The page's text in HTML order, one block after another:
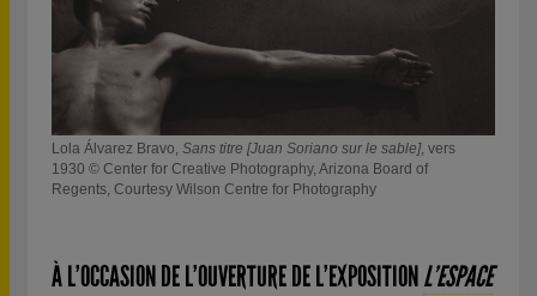
Lola Álvarez Bravo, Sans titre [Juan Soriano sur le sable], vers
1930 © Center for Creative Photography, Arizona Board of
Regents, Courtesy Wilson Centre for Photography
À L’OCCASION DE L’OUVERTURE DE L’EXPOSITIONL’ESPACE